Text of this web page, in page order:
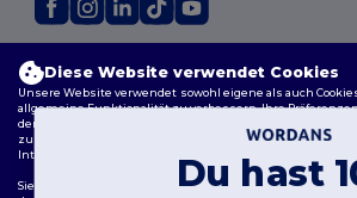
Allgemeine Geschäftsbedingungen|
Datenschutzbestimmungen |Cookie-Richtlinie|
Diese Website verwendet Cookies
Unsere Website verwendet sowohl eigene als auch
allgemeine Funktionalität zu verbessern, Ihre
der Website zu analysieren und ein reibungsloses und
zu gewährleisten, einschließlich
Interaktionen mit unserer Website und Werbung.
Sie können Ihre Cookie-Einstellungen jederzeit verwalten.
Du hast